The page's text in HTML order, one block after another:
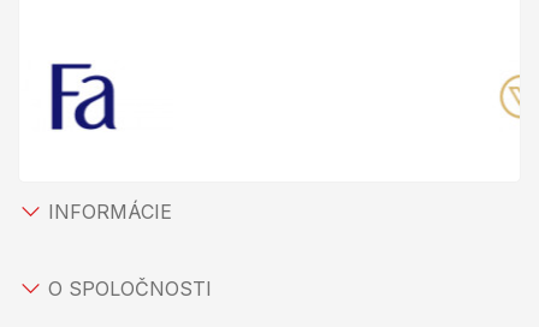
INFORMÁCIE
O SPOLOČNOSTI